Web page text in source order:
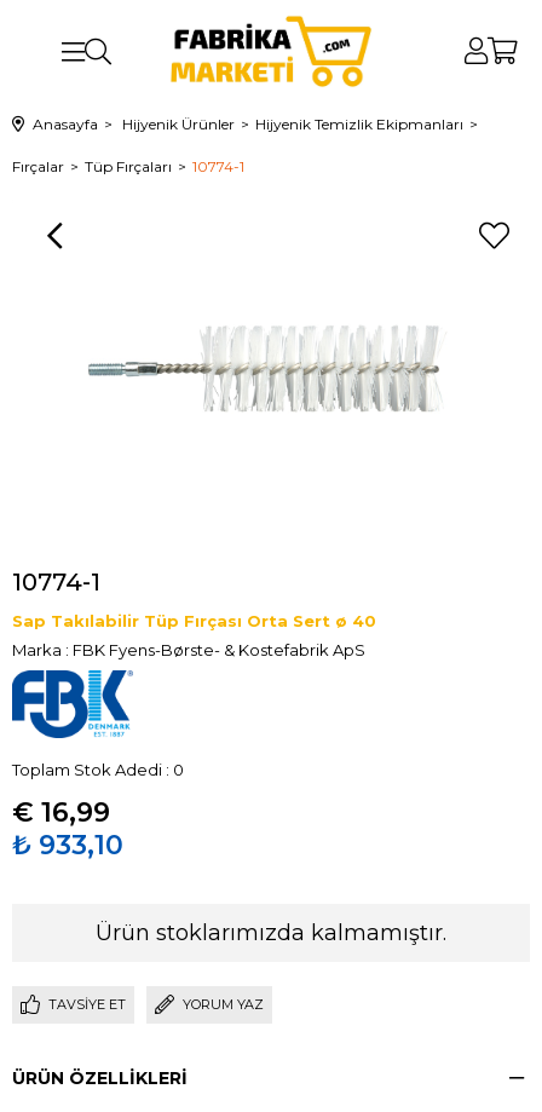
Anasayfa Hijyenik Ürünler Hijyenik Temizlik Ekipmanları
Fırçalar Tüp Fırçaları 10774-1
10774-1
Sap Takılabilir Tüp Fırçası Orta Sert ø 40
Marka : FBK Fyens-Børste- & Kostefabrik ApS
Toplam Stok Adedi : 0
€ 16,99
₺ 933,10
Ürün stoklarımızda kalmamıştır.
TAVSIYE ET YORUM YAZ
ÜRÜN ÖZELLIKLERI